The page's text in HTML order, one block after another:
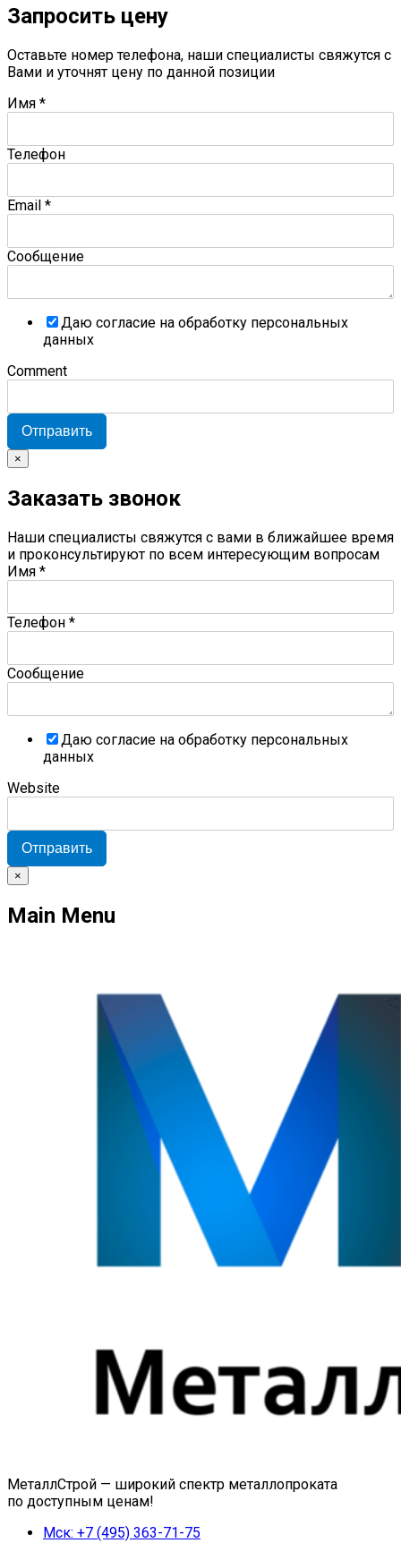
Запросить цену
Оставьте номер телефона, наши специалисты свяжутся с
Вами и уточнят цену по данной позиции
Имя *
Телефон
Email *
Сообщение
Даю согласие на обработку персональных
данных
Comment
Отправить
×
Заказать звонок
Наши специалисты свяжутся с вами в ближайшее время
и проконсультируют по всем интересующим вопросам
Имя *
Телефон *
Сообщение
Даю согласие на обработку персональных
данных
Website
Отправить
×
Main Menu
МеталлСтрой — широкий спектр металлопроката
по доступным ценам!
Мск: +7 (495) 363-71-75